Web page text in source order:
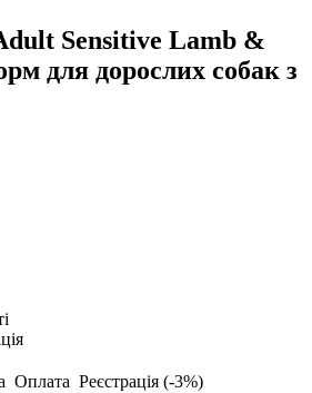
Sensitive Lamb &
для дорослих собак з
Оплата Реєстрація (-3%)